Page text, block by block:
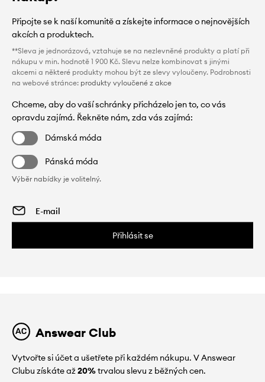
Připojte se k naší komunitě a získejte informace o nejnovějších
akcích a produktech.
**Sleva je jednorázová, vztahuje se na nezlevněné produkty a platí při
nákupu v min. hodnotě 1 900 Kč. Slevu nelze kombinovat s jinými
akcemi a některé produkty mohou být ze slevy vyloučeny. Podrobnosti
na webové stránce: produkty vyloučené z akce
Chceme, aby do vaší schránky přicházelo jen to, co vás
opravdu zajímá. Řekněte nám, zda vás zajímá:
Dámská móda
Pánská móda
Výběr nabídky je volitelný.
Přihlásit se
Answear Club
Vytvořte si účet a ušetřete při každém nákupu. V Answear
Clubu získáte až20%trvalou slevu z běžných cen.